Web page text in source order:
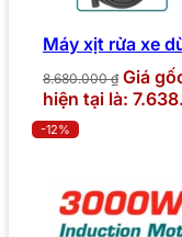
Máy xịt rửa xe
8.680.000₫ Giá
hiện tại là:
-12%